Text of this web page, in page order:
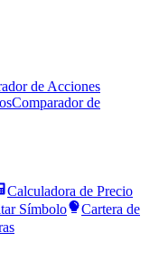
de Acciones
Comparador de
Calculadora de Precio
Símbolo
Cartera de